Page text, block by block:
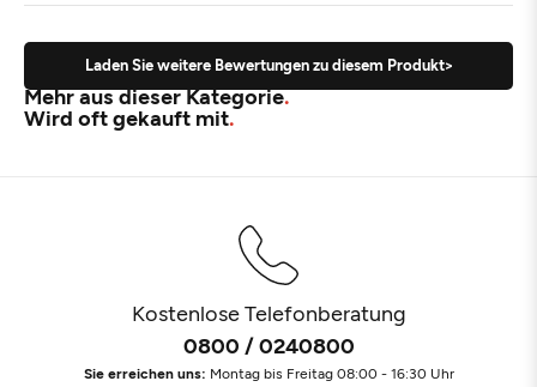
Laden Sie weitere Bewertungen zu diesem Produkt>
Mehr aus dieser Kategorie
Wird oft gekauft mit
Kostenlose Telefonberatung
0800 / 0240800
Sie erreichen uns: Montag bis Freitag 08:00 - 16:30 Uhr